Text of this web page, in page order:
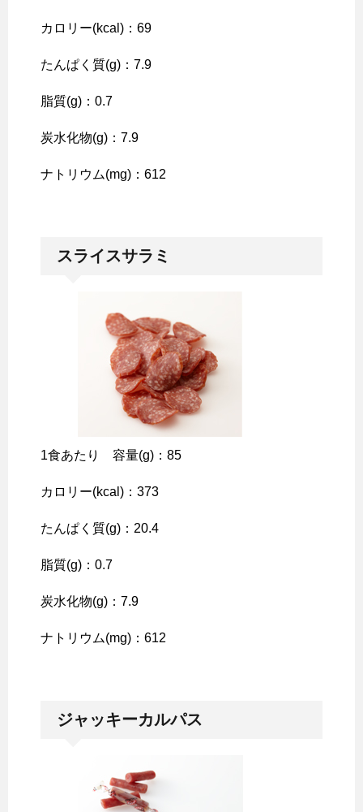
カロリー(kcal)：69
たんぱく質(g)：7.9
脂質(g)：0.7
炭水化物(g)：7.9
ナトリウム(mg)：612
スライスサラミ
1食あたり 容量(g)：85
カロリー(kcal)：373
たんぱく質(g)：20.4
脂質(g)：0.7
炭水化物(g)：7.9
ナトリウム(mg)：612
ジャッキーカルパス